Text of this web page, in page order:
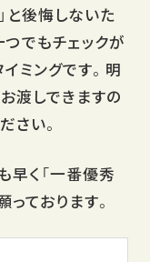
と後悔しないた
でもチェックが
ミングです。明
渡しできますの
さい。
早く「一番優秀
ております。